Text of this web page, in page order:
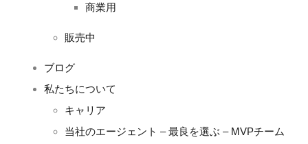
商業用
販売中
ブログ
私たちについて
キャリア
当社のエージェント – 最良を選ぶ – MVPチーム